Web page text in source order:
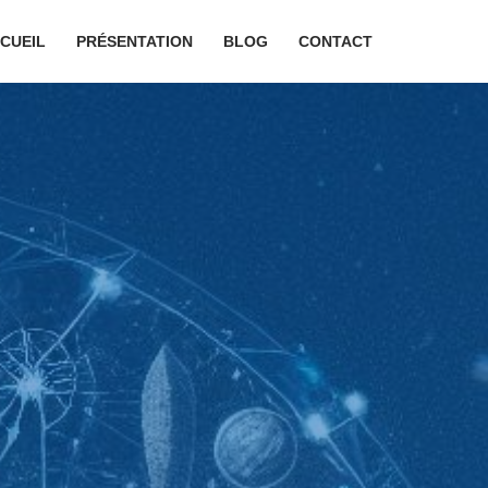
PRÉSENTATION BLOG CONTACT